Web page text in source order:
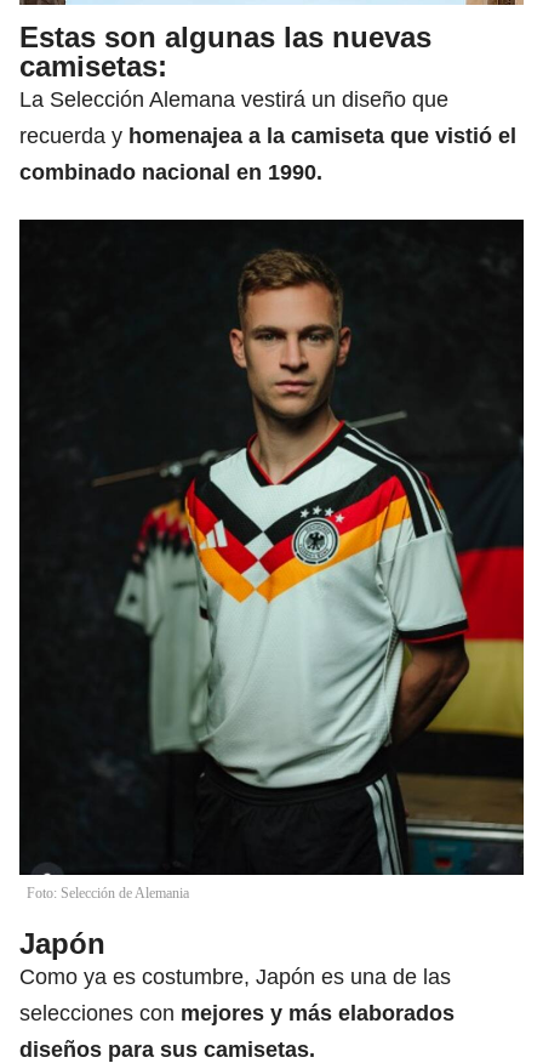
Estas son algunas las nuevas
camisetas:
La Selección Alemana vestirá un diseño que
recuerda y homenajea a la camiseta que vistió el
combinado nacional en 1990.
Foto: Selección de Alemania
Japón
Como ya es costumbre, Japón es una de las
selecciones con mejores y más elaborados
diseños para sus camisetas.